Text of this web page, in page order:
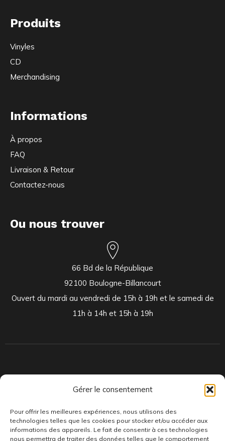
Gérer le consentement
Pour offrir les meilleures expériences, nous utilisons des
technologies telles que les cookies pour stocker et/ou accéder aux
informations des appareils. Le fait de consentir à ces technologies
nous permettra de traiter des données telles que le comportement
Produits
Vinyles
CD
Merchandising
Informations
À propos
FAQ
Livraison & Retour
Contactez-nous
Ou nous trouver
66 Bd de la République
92100 Boulogne-Billancourt
Ouvert du mardi au vendredi de 15h à 19h et le samedi de
11h à 14h et 15h à 19h
toujours des pépites musicales, dont des vinyles rares et exclusifs.